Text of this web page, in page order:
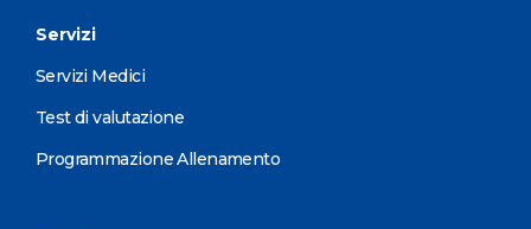
Servizi
Servizi Medici
Test di valutazione
Programmazione Allenamento